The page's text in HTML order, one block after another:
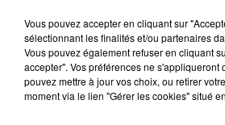
Vous pouvez accepter en cliquant sur
sélectionnant les finalités et/ou partenaires
Vous pouvez également refuser en cliquant
accepter". Vos préférences ne s'appliqueront
pouvez mettre à jour vos choix, ou retirer
moment via le lien "Gérer les cookies" situé